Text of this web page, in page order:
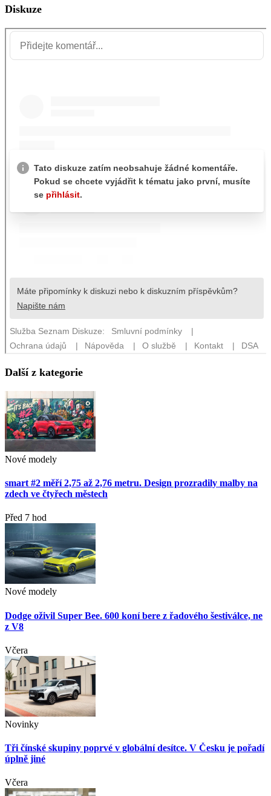
Diskuze
Další z kategorie
Nové modely
smart #2 měří 2,75 až 2,76 metru. Design prozradily malby na
zdech ve čtyřech městech
Před 7 hod
Nové modely
Dodge oživil Super Bee. 600 koní bere z řadového šestiválce, ne
z V8
Včera
Novinky
Tři čínské skupiny poprvé v globální desítce. V Česku je pořadí
úplně jiné
Včera